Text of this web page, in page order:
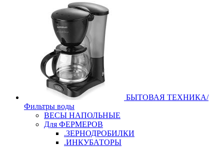
БЫТОВАЯ ТЕХНИКА/
Фильтры воды
ВЕСЫ НАПОЛЬНЫЕ
Для ФЕРМЕРОВ
.ЗЕРНОДРОБИЛКИ
.ИНКУБАТОРЫ